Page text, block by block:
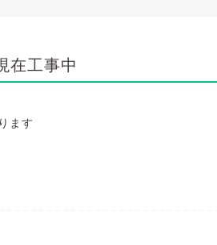
在工事中
ます